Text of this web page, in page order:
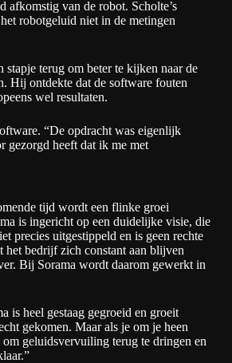
afkomstig van de robot. Scholte’s
robotgeluid niet in de metingen
stapje terug om beter te kijken naar de
Hij ontdekte dat de software fouten
wel resultaten.
“De opdracht was eigenlijk
gezorgd heeft dat ik me met
tijd wordt een flinke groei
is ingericht op een duidelijke visie, die
precies uitgestippeld en is geen rechte
bedrijf zich constant aan blijven
Bij Sorama wordt daarom gewerkt in
is heel gestaag gegroeid en groeit
gekomen. Maar als je om je heen
geluidsvervuiling terug te dringen en